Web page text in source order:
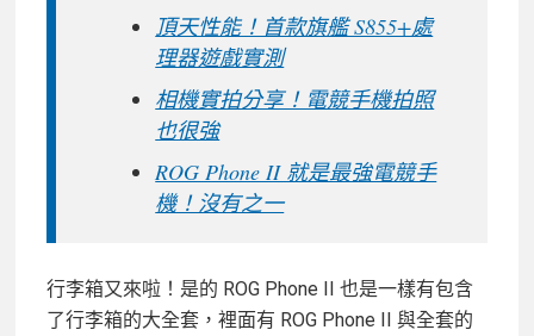
頂天性能！首款旗艦 S855+處
理器遊戲實測
相機實拍分享！電競手機拍照
也很強
ROG Phone II 就是最強電競手
機！沒有之一
行李箱又來啦！是的 ROG Phone II 也是一樣有包含
了行李箱的大全套，裡面有 ROG Phone II 與全套的